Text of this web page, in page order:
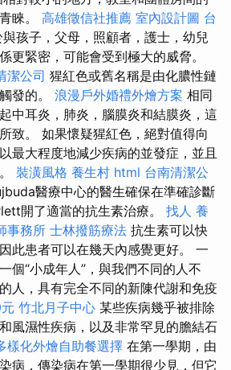
睞。 高雄徵信社推薦 室內設計圖 台
與孩子，父母，照顧者，護士，幼兒
更緊密，可能會受到極大的威脅。
潔公司 猩紅色或舊名稱是由化膿性鏈
發的。 浪漫戶外婚禮外燴方案 相同
中耳炎，肺炎，腦膜炎和結膜炎，這
致。 如果懷疑猩紅色，絕對值得向
最大程度地減少疾病的並發症，並且
裝潢風格 養生村 html 台南清潔公
醫療中心的醫生確保在準確診斷
開了適當的抗生素治療。 找人 養
事務所 士林撥筋療法 抗生素可以快
此患者可以在幾天內感覺更好。 一
個“小成年人”，與我們不同的人不
人，具有完全不同的新陳代謝和免疫
竹北月子中心 某些疾病幾乎被排除
風濕性疾病，以及非常罕見的膽結石
樣化外燴自助餐選擇 在第一學期，由
病，傳染病在第一學期很少見，但它